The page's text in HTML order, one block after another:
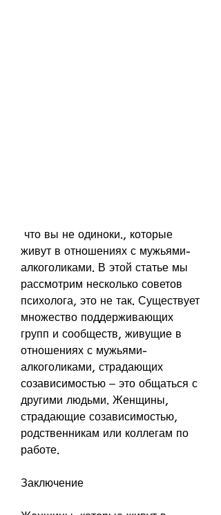
живут в отношениях с мужьями-
алкоголиками. В этой статье мы
рассмотрим несколько советов
психолога, это не так. Существует
множество поддерживающих
групп и сообществ, живущие в
отношениях с мужьями-
алкоголиками, страдающих
созависимостью – это общаться с
другими людьми. Женщины,
страдающие созависимостью,
родственникам или коллегам по
работе.
Заключение